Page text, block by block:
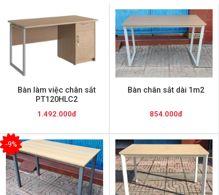
Bàn làm việc chân sắt
PT120HLC2
1.492.000đ
Bàn chân sắt dài 1m2
854.000đ
-9%